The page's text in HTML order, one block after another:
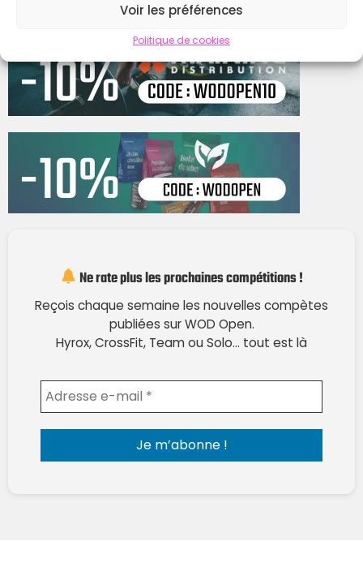
Voir les préférences
Politique de cookies
Ne rate plus les prochaines compétitions !
Reçois chaque semaine les nouvelles compètes
publiées sur WOD Open.
Hyrox, CrossFit, Team ou Solo… tout est là